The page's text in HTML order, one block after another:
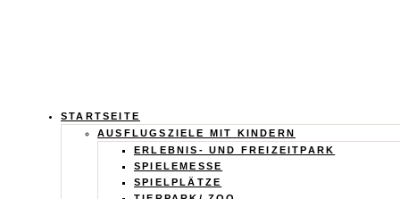
Calistas
Traum
STARTSEITE
AUSFLUGSZIELE MIT KINDERN
ERLEBNIS- UND FREIZEITPARK
SPIELEMESSE
SPIELPLÄTZE